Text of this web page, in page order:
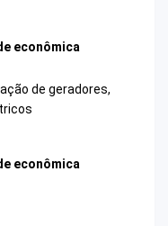
econômica
de geradores,
econômica